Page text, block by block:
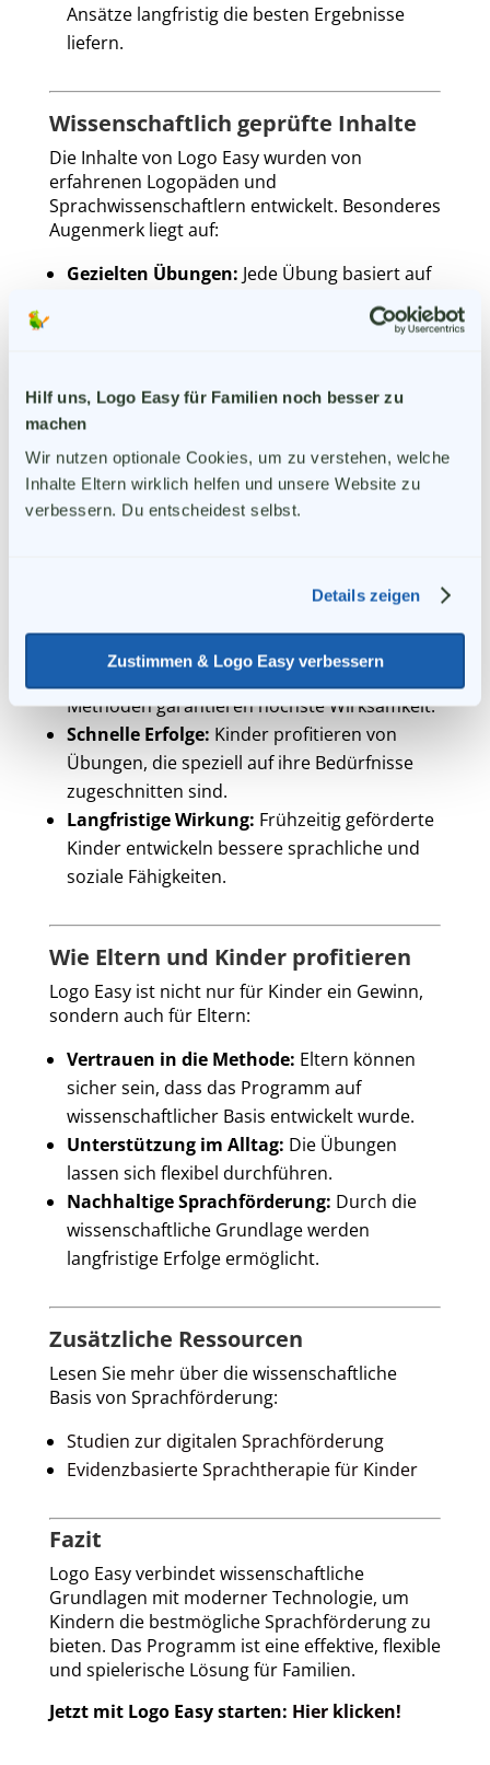
Hilf uns, Logo Easy für Familien noch besser zu
machen
Wir nutzen optionale Cookies, um zu verstehen, welche
Inhalte Eltern wirklich helfen und unsere Website zu
verbessern. Du entscheidest selbst.
Details zeigen
Zustimmen & Logo Easy verbessern
Ansätze langfristig die besten Ergebnisse
liefern.
Wissenschaftlich geprüfte Inhalte
Die Inhalte von Logo Easy wurden von
erfahrenen Logopäden und
Sprachwissenschaftlern entwickelt. Besonderes
Augenmerk liegt auf:
Gezielten Übungen: Jede Übung basiert auf
bewährten logopädischen Methoden.
Die Übungen sind so gestaltet,
können.
Motivation durch Belohnung:
Erkenntnissen zur Lernpsychologie.
Warum wissenschaftlich fundierte Programme
wie Logo Easy besonders effektiv sind:
Gezielte Förderung:Studiengestützte
Methoden garantieren höchste Wirksamkeit.
Schnelle Erfolge: Kinder profitieren von
Übungen, die speziell auf ihre Bedürfnisse
zugeschnitten sind.
Langfristige Wirkung: Frühzeitig geförderte
Kinder entwickeln bessere sprachliche und
soziale Fähigkeiten.
Wie Eltern und Kinder profitieren
Logo Easy ist nicht nur für Kinder ein Gewinn,
sondern auch für Eltern:
Vertrauen in die Methode: Eltern können
sicher sein, dass das Programm auf
wissenschaftlicher Basis entwickelt wurde.
Unterstützung im Alltag: Die Übungen
lassen sich flexibel durchführen.
Nachhaltige Sprachförderung: Durch die
wissenschaftliche Grundlage werden
langfristige Erfolge ermöglicht.
Zusätzliche Ressourcen
Lesen Sie mehr über die wissenschaftliche
Basis von Sprachförderung:
Studien zurdigitalen Sprachförderung
EvidenzbasierteSprachtherapiefürKinder
Fazit
Logo Easy verbindet wissenschaftliche
Grundlagen mit moderner Technologie, um
Kindern die bestmögliche Sprachförderung zu
bieten. Das Programm ist eine effektive, flexible
und spielerische Lösung für Familien.
Jetzt mit Logo Easy starten: Hierklicken!